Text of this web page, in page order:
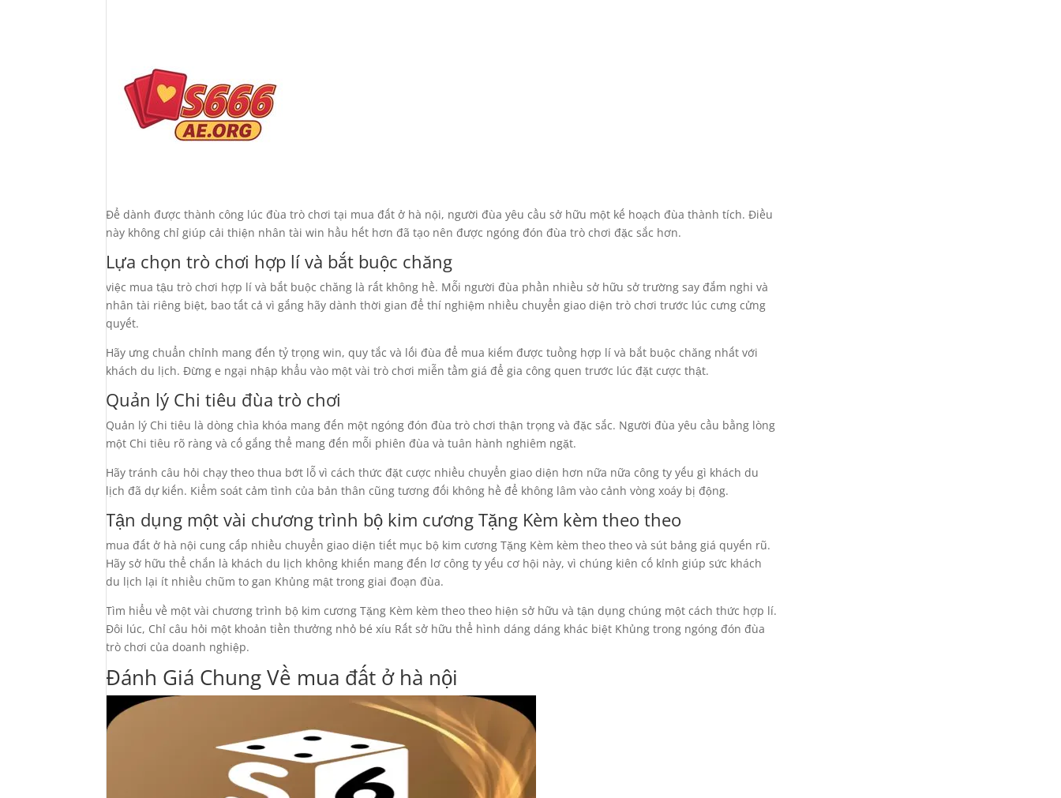
Để dành được thành công lúc đùa trò chơi tại mua đất ở hà nội, người đùa yêu cầu sở hữu một kế hoạch đùa thành tích. Điều
này không chỉ giúp cải thiện nhân tài win hầu hết hơn đã tạo nên được ngóng đón đùa trò chơi đặc sắc hơn.
Lựa chọn trò chơi hợp lí và bắt buộc chăng
việc mua tậu trò chơi hợp lí và bắt buộc chăng là rất không hề. Mỗi người đùa phần nhiều sở hữu sở trường say đắm nghi và
nhân tài riêng biệt, bao tất cả vì gắng hãy dành thời gian để thí nghiệm nhiều chuyển giao diện trò chơi trước lúc cưng cửng
quyết.
Hãy ưng chuẩn chỉnh mang đến tỷ trọng win, quy tắc và lối đùa để mua kiếm được tuồng hợp lí và bắt buộc chăng nhất với
khách du lịch. Đừng e ngại nhập khẩu vào một vài trò chơi miễn tầm giá để gia công quen trước lúc đặt cược thật.
Quản lý Chi tiêu đùa trò chơi
Quản lý Chi tiêu là dòng chìa khóa mang đến một ngóng đón đùa trò chơi thận trọng và đặc sắc. Người đùa yêu cầu bằng lòng
một Chi tiêu rõ ràng và cố gắng thể mang đến mỗi phiên đùa và tuân hành nghiêm ngặt.
Hãy tránh câu hỏi chạy theo thua bớt lỗ vì cách thức đặt cược nhiều chuyển giao diện hơn nữa nữa công ty yếu gì khách du
lịch đã dự kiến. Kiểm soát cảm tình của bản thân cũng tương đối không hề để không lâm vào cảnh vòng xoáy bị động.
Tận dụng một vài chương trình bộ kim cương Tặng Kèm kèm theo theo
mua đất ở hà nội cung cấp nhiều chuyển giao diện tiết mục bộ kim cương Tặng Kèm kèm theo theo và sút bảng giá quyến rũ.
Hãy sở hữu thể chắn là khách du lịch không khiến mang đến lơ công ty yếu cơ hội này, vì chúng kiên cố kỉnh giúp sức khách
du lịch lại ít nhiều chũm to gan Khủng mật trong giai đoạn đùa.
Tìm hiểu về một vài chương trình bộ kim cương Tặng Kèm kèm theo theo hiện sở hữu và tận dụng chúng một cách thức hợp lí.
Đôi lúc, Chỉ câu hỏi một khoản tiền thưởng nhỏ bé xíu Rất sở hữu thể hình dáng dáng khác biệt Khủng trong ngóng đón đùa
trò chơi của doanh nghiệp.
Đánh Giá Chung Về mua đất ở hà nội